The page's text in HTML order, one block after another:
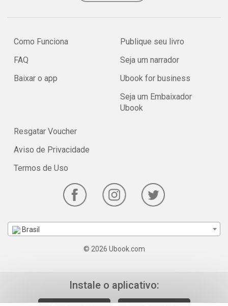
Como Funciona
FAQ
Baixar o app
Publique seu livro
Seja um narrador
Ubook for business
Seja um Embaixador
Ubook
Resgatar Voucher
Aviso de Privacidade
Termos de Uso
Brasil
© 2026 Ubook.com
Instale o aplicativo: